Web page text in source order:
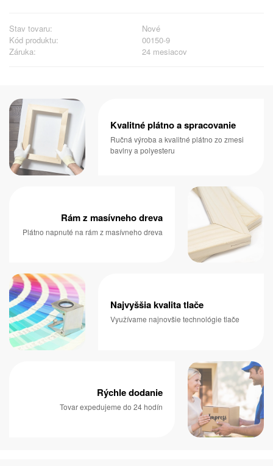
Stav tovaru:
Nové
Kód produktu:
00150-9
Záruka:
24 mesiacov
Kvalitné plátno a spracovanie
Ručná výroba a kvalitné plátno zo zmesi
bavlny a polyesteru
Rám z masívneho dreva
Plátno napnuté na rám z masívneho dreva
Najvyššia kvalita tlače
Využívame najnovšie technológie tlače
Rýchle dodanie
Tovar expedujeme do 24 hodín